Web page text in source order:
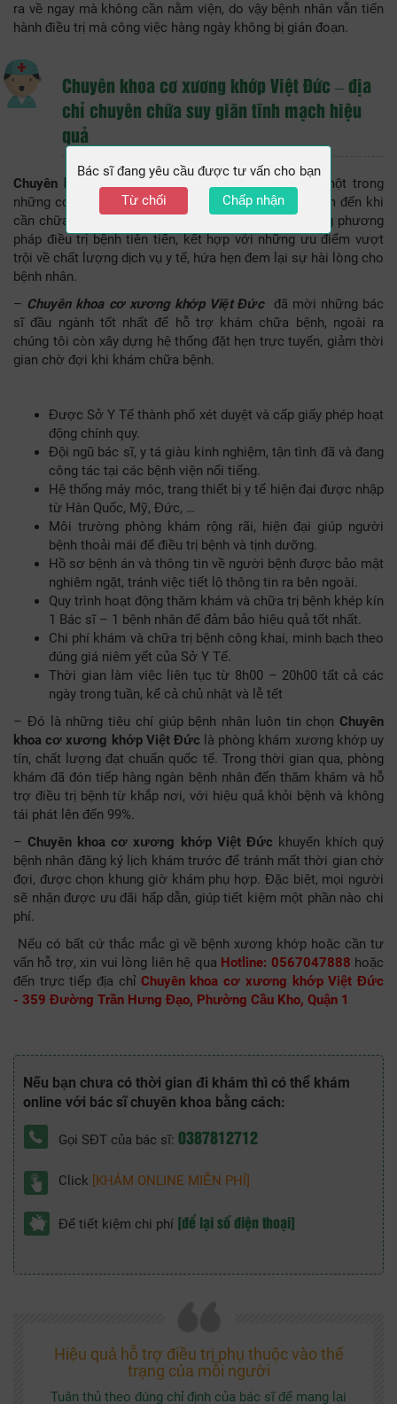
ra về ngay mà không cần nằm viện, do vậy bệnh nhân vẫn tiến
hành điều trị mà công việc hàng ngày không bị gián đoạn.
Chuyên khoa cơ xương khớp Việt Đức – địa
chỉ chuyên chữa suy giãn tĩnh mạch hiệu
quả
Chuyên khoa cơ xương khớp Việt Đứcchính là một trong
những cơ sở y tế chuyên khoa mà bệnh nhân nên tìm đến khi
cần chữa trị chèn ép tủy sống. Chuyên khoa có những phương
pháp điều trị bệnh tiên tiến, kết hợp với những ưu điểm vượt
trội về chất lượng dịch vụ y tế, hứa hẹn đem lại sự hài lòng cho
bệnh nhân.
– Chuyên khoa cơ xương khớp Việt Đức​đã mời những bác
sĩ đầu ngành tốt nhất để hỗ trợ khám chữa bệnh, ngoài ra
chúng tôi còn xây dựng hệ thống đặt hẹn trực tuyến, giảm thời
gian chờ đợi khi khám chữa bệnh.
Được Sở Y Tế thành phố xét duyệt và cấp giấy phép hoạt
động chính quy.
Đội ngũ bác sĩ, y tá giàu kinh nghiệm, tận tình đã và đang
công tác tại các bệnh viện nổi tiếng.
Hệ thống máy móc, trang thiết bị y tế hiện đại được nhập
từ Hàn Quốc, Mỹ, Đức, …
Môi trường phòng khám rộng rãi, hiện đại giúp người
bệnh thoải mái để điều trị bệnh và tịnh dưỡng.
Hồ sơ bệnh án và thông tin về người bệnh được bảo mật
nghiêm ngặt, tránh việc tiết lộ thông tin ra bên ngoài.
Quy trình hoạt động thăm khám và chữa trị bệnh khép kín
1 Bác sĩ – 1 bệnh nhân để đảm bảo hiệu quả tốt nhất.
Chi phí khám và chữa trị bệnh công khai, minh bạch theo
đúng giá niêm yết của Sở Y Tế.
Thời gian làm việc liên tục từ 8h00 – 20h00 tất cả các
ngày trong tuần, kể cả chủ nhật và lễ tết
– Đó là những tiêu chí giúp bệnh nhân luôn tin chọn Chuyên
khoa cơ xương khớp Việt Đức là phòng khám xương khớp uy
tín, chất lượng đạt chuẩn quốc tế. Trong thời gian qua, phòng
khám đã đón tiếp hàng ngàn bệnh nhân đến thăm khám và hỗ
trợ điều trị bệnh từ khắp nơi, với hiệu quả khỏi bệnh và không
tái phát lên đến 99%.
– Chuyên khoa cơ xương khớp Việt Đức khuyến khích quý
bệnh nhân đăng ký lịch khám trước để tránh mất thời gian chờ
đợi, được chọn khung giờ khám phụ hợp. Đặc biệt, mọi người
sẽ nhận được ưu đãi hấp dẫn, giúp tiết kiệm một phần nào chi
phí.
Nếu có bất cứ thắc mắc gì về bệnh xương khớp hoặc cần tư
vấn hỗ trợ, xin vui lòng liên hệ qua Hotline: 0567047888 hoặc
đến trực tiếp địa chỉ Chuyên khoa cơ xương khớp Việt Đức
- 359 Đường Trần Hưng Đạo, Phường Cầu Kho, Quận 1
Nếu bạn chưa có thời gian đi khám thì có thể khám
online với bác sĩ chuyên khoa bằng cách:
Gọi SĐT của bác sĩ: 0387812712
Click [KHÁM ONLINE MIỄN PHÍ]
Để tiết kiệm chi phí [để lại số điện thoại]
Hiệu quả hỗ trợ điều trị phụ thuộc vào thể
trạng của mỗi người
Tuân thủ theo đúng chỉ định của bác sĩ để mang lại
Bác sĩ đang yêu cầu được tư vấn cho bạn
Từ chối
Chấp nhận